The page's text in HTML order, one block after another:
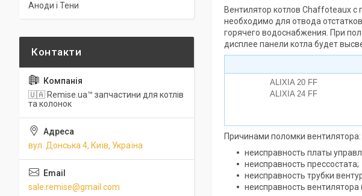
Вентилятор котлов Сhaffoteaux
необходимо для отвода
горячего водоснабжения. При
дисплее панели котла будет
ALIXIA 20 FF
ALIXIA 24 FF
Причинами поломки вентилятора:
неисправность платы
неисправность прессостата;
неисправность трубки
неисправность
Аноди і Тени
🇺🇦 Remise.ua™ запчастини для котлів
та колонок
вул. Донська 4, Київ, Україна
sale.remise@gmail.com